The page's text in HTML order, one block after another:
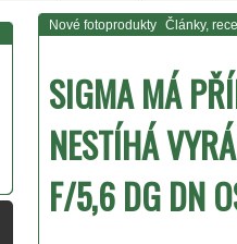
Nové fotoprodukty Články,
SIGMA MÁ
NESTÍHÁ
F/5,6 DG DN